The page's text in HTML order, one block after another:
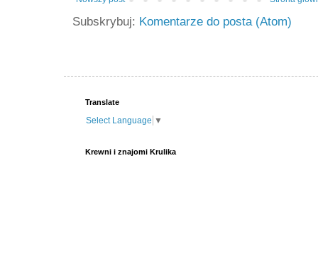
Subskrybuj: Komentarze do posta (Atom)
Translate
Select Language ▼
Krewni i znajomi Krulika